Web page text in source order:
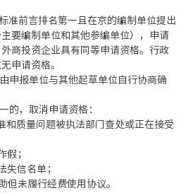
准前言排名第一且在京的编制单位提出
要编制单位和其他参编单位），申请
商投资企业具有同等申请资格。行政
申请资格。
申报单位与其他起草单位自行协商确
的，取消申请资格：
质量问题被执法部门查处或正在接受
；
信名单；
未履行经费使用协议。